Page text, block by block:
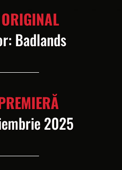
Badlands
2025